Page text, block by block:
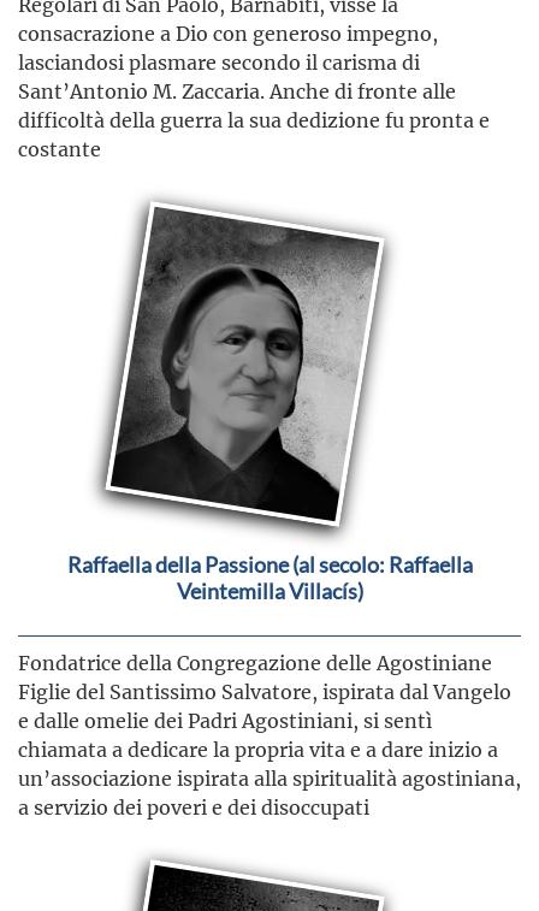
consacrazione a Dio con generoso impegno,
lasciandosi plasmare secondo il carisma di
Sant’Antonio M. Zaccaria. Anche di fronte alle
difficoltà della guerra la sua dedizione fu pronta e
costante
Raffaella della Passione (al secolo: Raffaella
Veintemilla Villacís)
Fondatrice della Congregazione delle Agostiniane
Figlie del Santissimo Salvatore, ispirata dal Vangelo
e dalle omelie dei Padri Agostiniani, si sentì
chiamata a dedicare la propria vita e a dare inizio a
un’associazione ispirata alla spiritualità agostiniana,
a servizio dei poveri e dei disoccupati